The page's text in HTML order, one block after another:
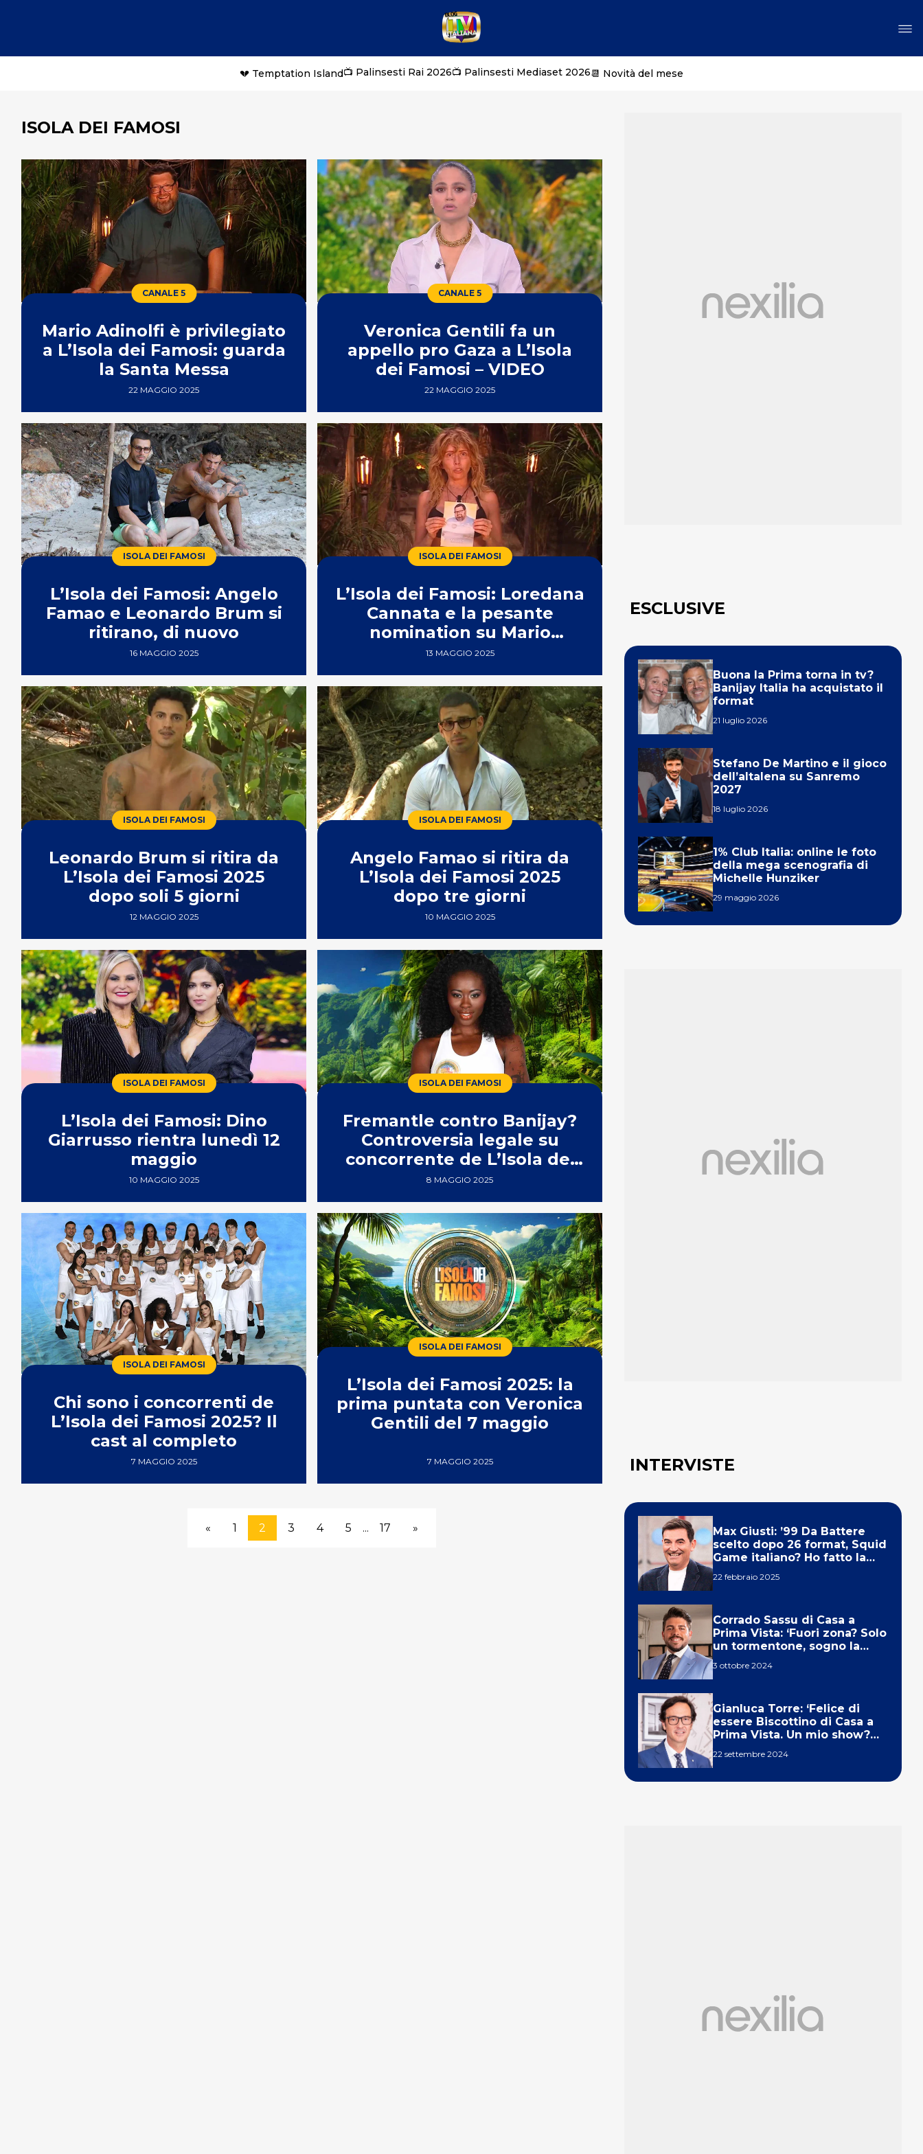
💔 Temptation Island📺 Palinsesti Rai 2026📺 Palinsesti Mediaset 2026📆 Novità del mese
ISOLA DEI FAMOSI
CANALE 5
Mario Adinolfi è privilegiato
a L’Isola dei Famosi: guarda
la Santa Messa
22 MAGGIO 2025
CANALE 5
Veronica Gentili fa un
appello pro Gaza a L’Isola
dei Famosi – VIDEO
22 MAGGIO 2025
ISOLA DEI FAMOSI
L’Isola dei Famosi: Angelo
Famao e Leonardo Brum si
ritirano, di nuovo
16 MAGGIO 2025
ISOLA DEI FAMOSI
L’Isola dei Famosi: Loredana
Cannata e la pesante
nomination su Mario
Adinolfi
13 MAGGIO 2025
ISOLA DEI FAMOSI
Leonardo Brum si ritira da
L’Isola dei Famosi 2025
dopo soli 5 giorni
12 MAGGIO 2025
ISOLA DEI FAMOSI
Angelo Famao si ritira da
L’Isola dei Famosi 2025
dopo tre giorni
10 MAGGIO 2025
ISOLA DEI FAMOSI
L’Isola dei Famosi: Dino
Giarrusso rientra lunedì 12
maggio
10 MAGGIO 2025
ISOLA DEI FAMOSI
Fremantle contro Banijay?
Controversia legale su
concorrente de L’Isola dei
Famosi
8 MAGGIO 2025
ISOLA DEI FAMOSI
Chi sono i concorrenti de
L’Isola dei Famosi 2025? Il
cast al completo
7 MAGGIO 2025
ISOLA DEI FAMOSI
L’Isola dei Famosi 2025: la
prima puntata con Veronica
Gentili del 7 maggio
7 MAGGIO 2025
« 1 2 3 4 5 ... 17 »
ESCLUSIVE
Buona la Prima torna in tv?
Banijay Italia ha acquistato il
format
21 luglio 2026
Stefano De Martino e il gioco
dell’altalena su Sanremo
2027
18 luglio 2026
1% Club Italia: online le foto
della mega scenografia di
Michelle Hunziker
29 maggio 2026
INTERVISTE
Max Giusti: ’99 Da Battere
scelto dopo 26 format, Squid
Game italiano? Ho fatto la
22 febbraio 2025
Corrado Sassu di Casa a
Prima Vista: ‘Fuori zona? Solo
un tormentone, sogno la
3 ottobre 2024
Gianluca Torre: ‘Felice di
essere Biscottino di Casa a
Prima Vista. Un mio show?
22 settembre 2024